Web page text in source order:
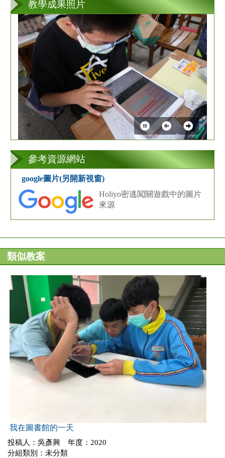
教學成果照片
第
2
張
參考資源網站
google圖片(另開新視窗)
Holiyo密逃闖關遊戲中的圖片
來源
類似教案
我在圖書館的一天
投稿人：吳彥興 年度：2020
分組類別：未分類